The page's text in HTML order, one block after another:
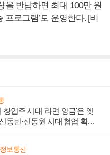
을 반납하면 최대 100만 원
로그램’도 운영한다. [비
창업주 시대 '라면 앙금'은 옛
동빈·신동원 시대 협업 확대
보통신